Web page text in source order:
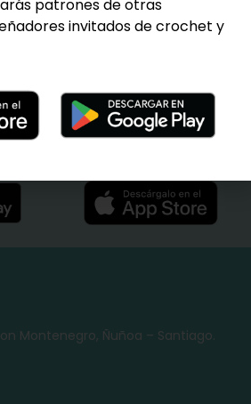
Montenegro, Ñuñoa – Santiago.
patrones de otras
invitados de crochet y